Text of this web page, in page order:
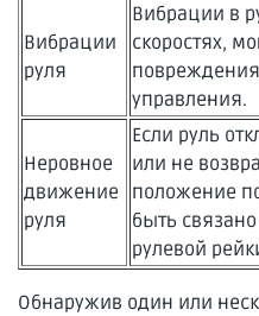
Вибрации
руля
Вибрации в
скоростях,
повреждения
управления.
Неровное
движение
руля
Если руль
или не
положение
быть
рулевой
Обнаружив один или